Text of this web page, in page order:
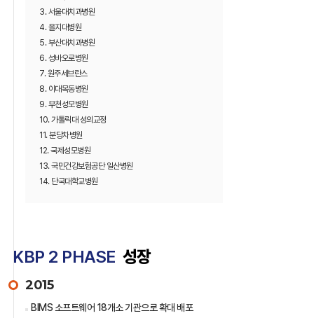
3. 서울대치과병원
4. 을지대병원
5. 부산대치과병원
6. 성바오로병원
7. 원주세브란스
8. 이대목동병원
9. 부천성모병원
10. 가톨릭대 성의교정
11. 분당차병원
12. 국제성모병원
13. 국민건강보험공단 일산병원
14. 단국대학교병원
KBP 2 PHASE 성장
2015
BIMS 소프트웨어 18개소 기관으로 확대 배포